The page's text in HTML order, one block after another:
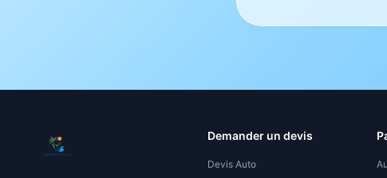
Demander un devis
Devis Auto